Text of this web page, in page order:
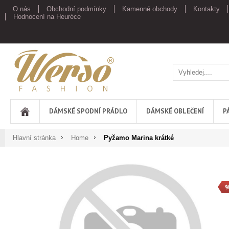
O nás Obchodní podmínky Kamenné obchody
Kontakty
Hodnocení na Heuréce
Werso
DÁMSKÉ SPODNÍ PRÁDLO DÁMSKÉ OBLEČENÍ
Hlavní stránka Home Pyžamo Marina krátké